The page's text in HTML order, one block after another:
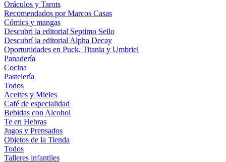
Oráculos y Tarots
Recomendados por Marcos Casas
Cómics y mangas
Descubri la editorial Septimo Sello
Descubrí la editorial Alpha Decay
Oportunidades en Puck, Titania y Umbriel
Panadería
Cocina
Pastelería
Todos
Aceites y Mieles
Café de especialidad
Bebidas con Alcohol
Te en Hebras
Jugos y Prensados
Objetos de la Tienda
Todos
Talleres infantiles